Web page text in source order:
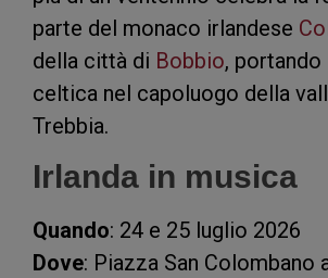
parte del monaco irlandese
della città di Bobbio,
celtica nel capoluogo della
Trebbia.
Irlanda in musica
Quando: 24 e 25 luglio 2026
Dove: Piazza San Colombano